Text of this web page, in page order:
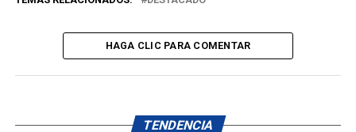
HAGA CLIC PARA COMENTAR
TENDENCIA